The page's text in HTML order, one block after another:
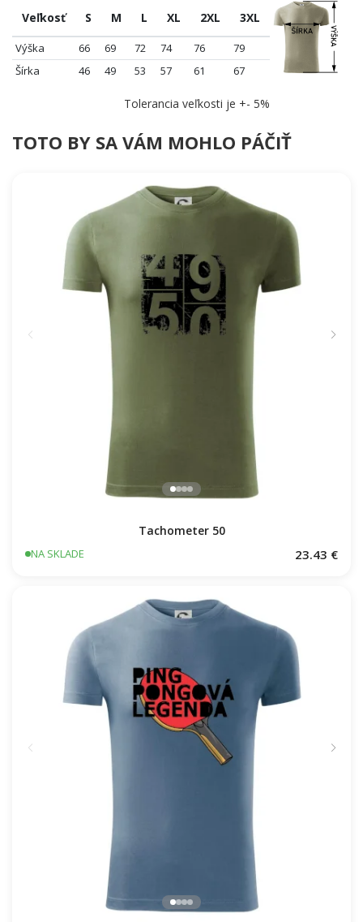
Veľkosť
S M L XL 2XL 3XL
Výška 66 69 72 74 76
79
Šírka
46 49 53 57 61 67
Tolerancia veľkosti je +- 5%
TOTO BY SA VÁM MOHLO PÁČIŤ
Tachometer 50
NA SKLADE 23.43 €